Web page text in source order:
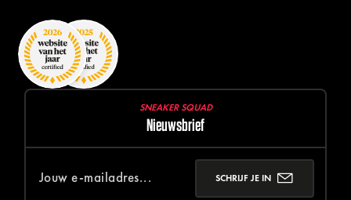
SNEAKER SQUAD
Nieuwsbrief
SCHRIJF JE IN